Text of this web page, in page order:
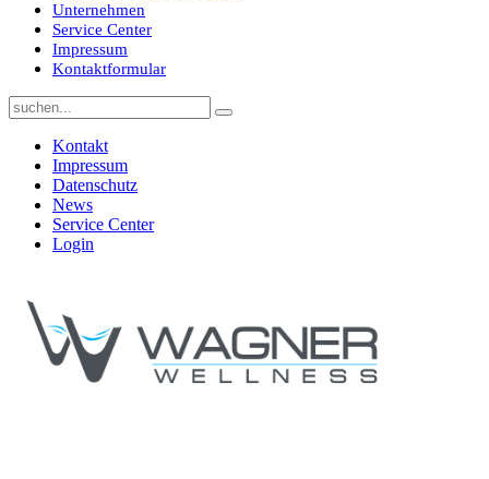
Unternehmen
Service Center
Impressum
Kontaktformular
Kontakt
Impressum
Datenschutz
News
Service Center
Login